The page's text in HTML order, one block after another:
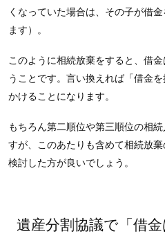
くなっていた場合は、その子が借
ます）。
このように相続放棄をすると、借
うことです。言い換えれば「借金
かけることになります。
もちろん第二順位や第三順位の相
すが、このあたりも含めて相続放
検討した方が良いでしょう。
遺産分割協議で「借